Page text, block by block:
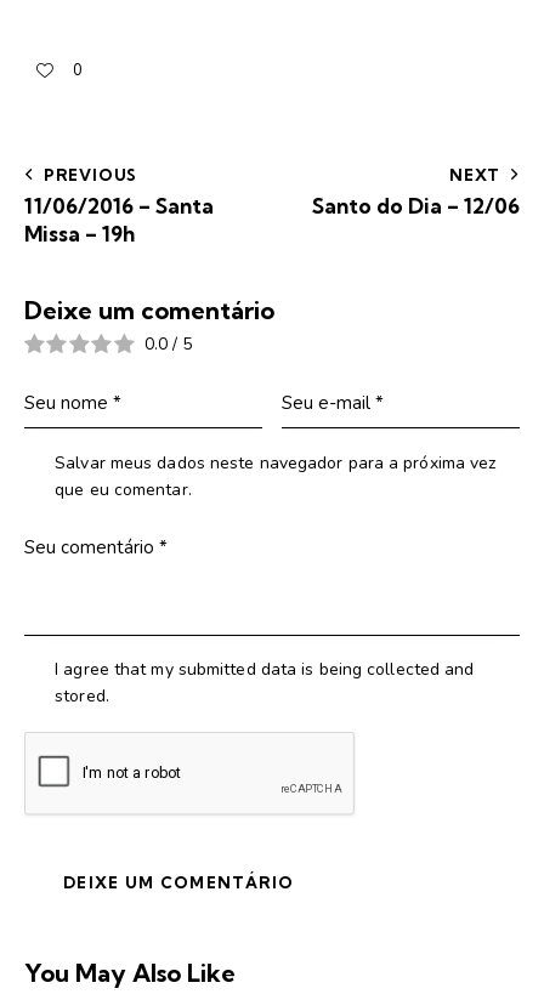
0
PREVIOUS
11/06/2016 – Santa
Missa – 19h
NEXT
Santo do Dia – 12/06
Deixe um comentário
0.0 / 5
Salvar meus dados neste navegador para a próxima vez
que eu comentar.
I agree that my submitted data is being collected and
stored.
You May Also Like